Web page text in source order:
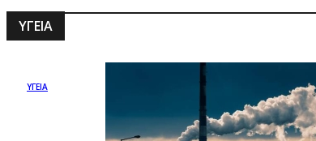
ΥΓΕΙΑ
ΥΓΕΙΑ